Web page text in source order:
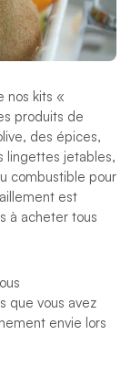
nos kits «
produits de
des épices,
lingettes jetables,
combustible pour
est
à acheter tous
que vous avez
envie lors